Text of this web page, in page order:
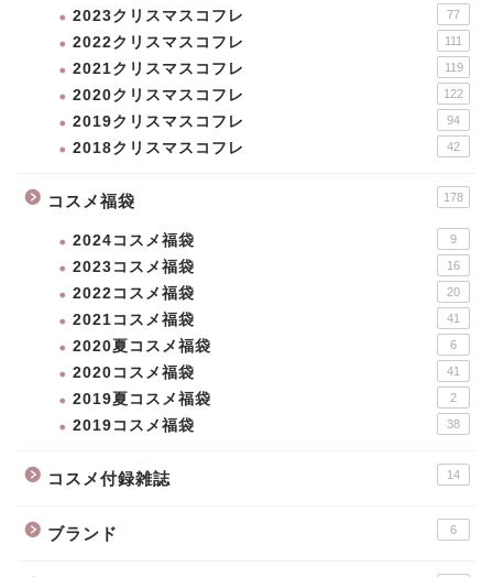
2023クリスマスコフレ 77
2022クリスマスコフレ 111
2021クリスマスコフレ 119
2020クリスマスコフレ 122
2019クリスマスコフレ 94
2018クリスマスコフレ 42
コスメ福袋 178
2024コスメ福袋 9
2023コスメ福袋 16
2022コスメ福袋 20
2021コスメ福袋 41
2020夏コスメ福袋 6
2020コスメ福袋 41
2019夏コスメ福袋 2
2019コスメ福袋 38
コスメ付録雑誌 14
ブランド 6